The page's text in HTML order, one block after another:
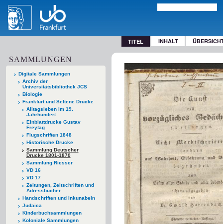
TITEL INHALT
SAMMLUNGEN
Digitale Sammlungen
Archiv der
Universitätsbibliothek JCS
Biologie
Frankfurt und Seltene Drucke
Alltagsleben im 19.
Jahrhundert
Einblattdrucke Gustav
Freytag
Flugschriften 1848
Historische Drucke
Sammlung Deutscher
Drucke 1801-1870
Sammlung Riesser
VD 16
VD 17
Zeitungen, Zeitschriften und
Adressbücher
Handschriften und Inkunabeln
Judaica
Kinderbuchsammlungen
Koloniale Sammlungen